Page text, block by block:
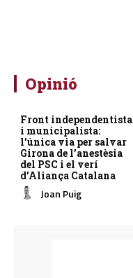
Opinió
Front independentista
i municipalista:
l’única via per salvar
Girona de l’anestèsia
del PSC i el verí
d’Aliança Catalana
Joan Puig